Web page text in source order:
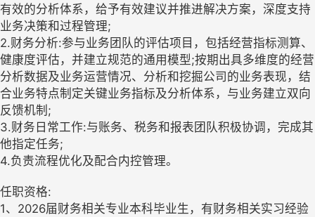
有效的分析体系，给予有效建议并推进解决方案，深度支持
业务决策和过程管理;
2.财务分析:参与业务团队的评估项目，包括经营指标测算、
健康度评估，并建立规范的通用模型;按期出具多维度的经营
分析数据及业务运营情况、分析和挖掘公司的业务表现，结
合业务特点制定关键业务指标及分析体系，与业务建立双向
反馈机制;
3.财务日常工作:与账务、税务和报表团队积极协调，完成其
他指定任务;
4.负责流程优化及配合内控管理。
任职资格:
1、2026届财务相关专业本科毕业生，有财务相关实习经验